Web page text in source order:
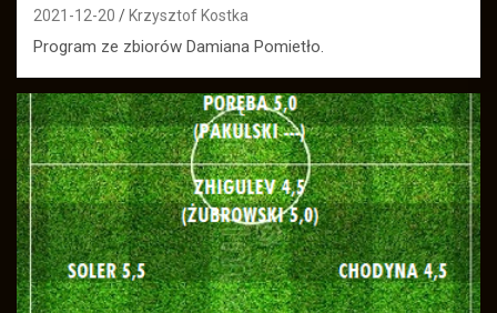
2021-12-20 Krzysztof Kostka
Program ze zbiorów Damiana Pomietło.